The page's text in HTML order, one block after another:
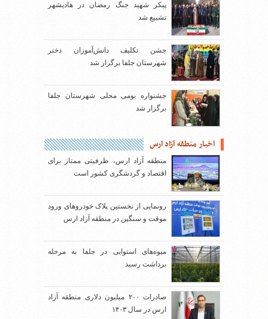
پیکر شهید جنگ رمضان در هادیشهر
تشییع شد
جشن تکلیف دانش‌آموزان دختر
شهرستان جلفا برگزار شد
جشنواره بومی محلی شهرستان جلفا
برگزار شد
اخبار منطقه آزاد ارس
منطقه آزاد ارس، ظرفیتی ممتاز برای
اقتصاد و گردشگری کشور است
رونمایی از نخستین پلاک خودروهای ورود
موقت و سنگین در منطقه آزاد ارس
میوه‌های استوایی در جلفا به مرحله
برداشت رسید
صادرات ۲۰۰ میلیون دلاری منطقه آزاد
ارس در سال ۱۴۰۳